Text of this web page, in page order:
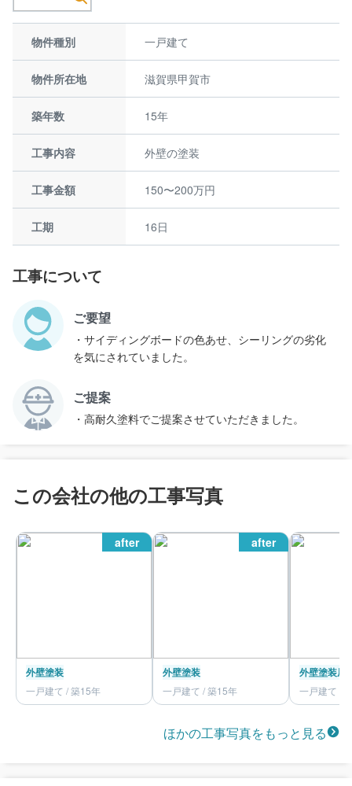
物件種別 一戸建て
物件所在地 滋賀県甲賀市
築年数 15年
工事内容 外壁の塗装
工事金額 150〜200万円
工期 16日
工事について
ご要望
・サイディングボードの色あせ、シーリングの劣化
を気にされていました。
ご提案
・高耐久塗料でご提案させていただきました。
この会社の他の工事写真
after
外壁塗装
一戸建て / 築15年
after
外壁塗装
一戸建て / 築15年
外壁塗装屋
一戸建て /
ほかの工事写真をもっと見る